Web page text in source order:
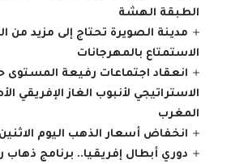
الطبقة الهشة
مدينة الصويرة تحتاج إلى مزيد من
الاستمتاع بالمهرجانات
انعقاد اجتماعات رفيعة المستوى
الاستراتيجي لأنبوب الغاز الإفريقي
المغرب
انخفاض أسعار الذهب اليوم الاثنين
دوري أبطال إفريقيا.. برنامج ذهاب